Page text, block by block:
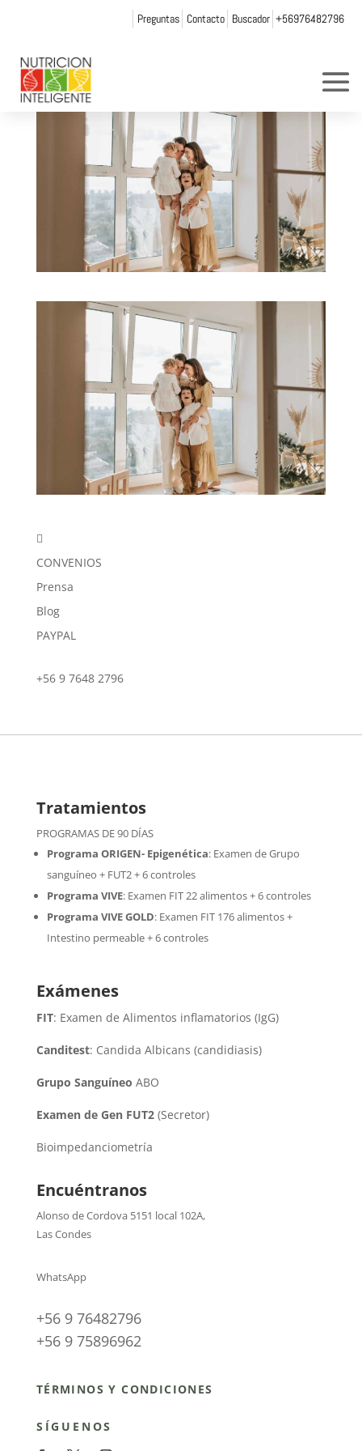
Preguntas Contacto Buscador +56976482796
porWeb Admin NI

CONVENIOS
Prensa
Blog
PAYPAL
+56 9 7648 2796
Tratamientos
PROGRAMAS DE 90 DÍAS
Programa ORIGEN- Epigenética:Examen de Grupo
sanguíneo + FUT2 + 6 controles
Programa VIVE: Examen FIT 22 alimentos + 6 controles
Programa VIVE GOLD: Examen FIT 176 alimentos +
Intestino permeable + 6 controles
Exámenes
FIT: Examen de Alimentos inflamatorios (IgG)
Canditest: Candida Albicans (candidiasis)
Grupo Sanguíneo ABO
Examen de Gen FUT2(Secretor)
Bioimpedanciometría
Encuéntranos
Alonso de Cordova 5151 local 102A,
Las Condes
WhatsApp
+56 9 76482796
+56 9 75896962
TÉRMINOS Y CONDICIONES
SÍGUENOS